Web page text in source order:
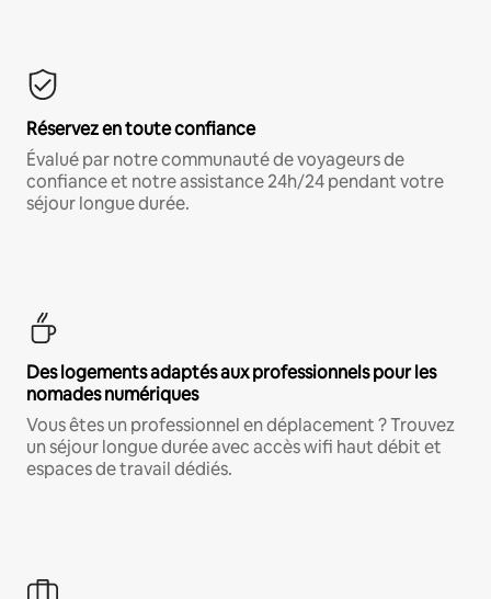
Réservez en toute confiance
Évalué par notre communauté de voyageurs de
confiance et notre assistance 24h/24 pendant votre
séjour longue durée.
Des logements adaptés aux professionnels pour les
nomades numériques
Vous êtes un professionnel en déplacement ? Trouvez
un séjour longue durée avec accès wifi haut débit et
espaces de travail dédiés.